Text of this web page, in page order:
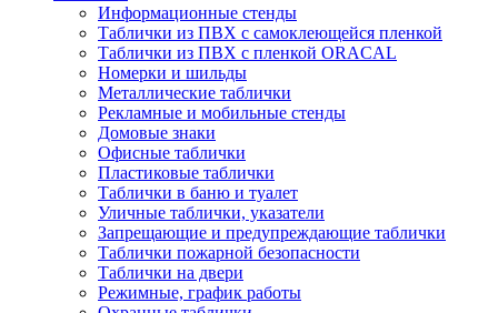
Информационные стенды
Таблички из ПВХ с самоклеющейся пленкой
Таблички из ПВХ с пленкой ORACAL
Номерки и шильды
Металлические таблички
Рекламные и мобильные стенды
Домовые знаки
Офисные таблички
Пластиковые таблички
Таблички в баню и туалет
Уличные таблички, указатели
Запрещающие и предупреждающие таблички
Таблички пожарной безопасности
Таблички на двери
Режимные, график работы